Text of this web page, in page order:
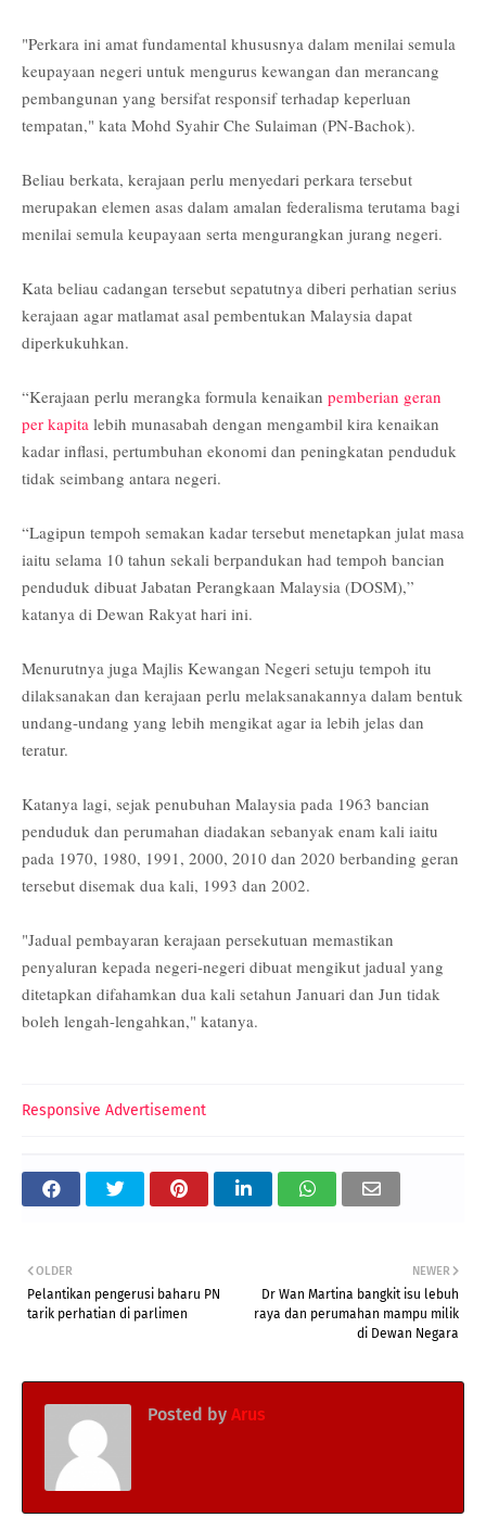
"Perkara ini amat fundamental khususnya dalam menilai semula
keupayaan negeri untuk mengurus kewangan dan merancang
pembangunan yang bersifat responsif terhadap keperluan
tempatan," kata Mohd Syahir Che Sulaiman (PN-Bachok).
Beliau berkata, kerajaan perlu menyedari perkara tersebut
merupakan elemen asas dalam amalan federalisma terutama bagi
menilai semula keupayaan serta mengurangkan jurang negeri.
Kata beliau cadangan tersebut sepatutnya diberi perhatian serius
kerajaan agar matlamat asal pembentukan Malaysia dapat
diperkukuhkan.
“Kerajaan perlu merangka formula kenaikan pemberian geran
per kapita lebih munasabah dengan mengambil kira kenaikan
kadar inflasi, pertumbuhan ekonomi dan peningkatan penduduk
tidak seimbang antara negeri.
“Lagipun tempoh semakan kadar tersebut menetapkan julat masa
iaitu selama 10 tahun sekali berpandukan had tempoh bancian
penduduk dibuat Jabatan Perangkaan Malaysia (DOSM),”
katanya di Dewan Rakyat hari ini.
Menurutnya juga Majlis Kewangan Negeri setuju tempoh itu
dilaksanakan dan kerajaan perlu melaksanakannya dalam bentuk
undang-undang yang lebih mengikat agar ia lebih jelas dan
teratur.
Katanya lagi, sejak penubuhan Malaysia pada 1963 bancian
penduduk dan perumahan diadakan sebanyak enam kali iaitu
pada 1970, 1980, 1991, 2000, 2010 dan 2020 berbanding geran
tersebut disemak dua kali, 1993 dan 2002.
"Jadual pembayaran kerajaan persekutuan memastikan
penyaluran kepada negeri-negeri dibuat mengikut jadual yang
ditetapkan difahamkan dua kali setahun Januari dan Jun tidak
boleh lengah-lengahkan," katanya.
Responsive Advertisement
NEWER
Dr Wan Martina bangkit isu lebuh
raya dan perumahan mampu milik
di Dewan Negara
OLDER
Pelantikan pengerusi baharu PN
tarik perhatian di parlimen
Posted by Arus